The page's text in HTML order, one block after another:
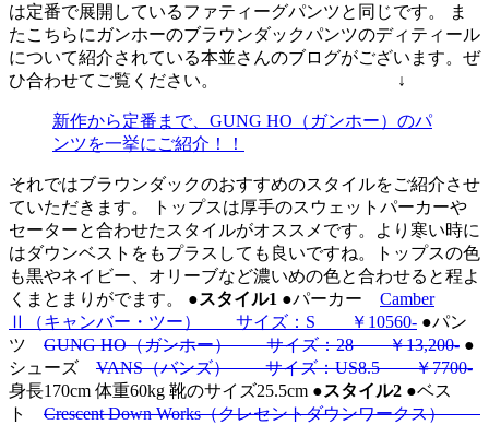
は定番で展開しているファティーグパンツと同じです。 ま
たこちらにガンホーのブラウンダックパンツのディティール
について紹介されている本並さんのブログがございます。ぜ
ひ合わせてご覧ください。
↓
新作から定番まで、GUNG HO（ガンホー）のパ
ンツを一挙にご紹介！！
それではブラウンダックのおすすめのスタイルをご紹介させ
ていただきます。 トップスは厚手のスウェットパーカーや
セーターと合わせたスタイルがオススメです。より寒い時に
はダウンベストをもプラスしても良いですね。トップスの色
も黒やネイビー、オリーブなど濃いめの色と合わせると程よ
くまとまりがでます。 ●スタイル1 ●パーカー Camber
Ⅱ（キャンバー・ツー） サイズ：S ￥10560- ●パン
ツ GUNG HO（ガンホー） サイズ：28 ￥13,200- ●
シューズ VANS（バンズ） サイズ：US8.5 ￥7700-
身長170cm 体重60kg 靴のサイズ25.5cm ●スタイル2 ●ベス
ト Crescent Down Works（クレセントダウンワークス）